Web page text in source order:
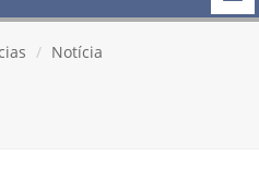
Notícia